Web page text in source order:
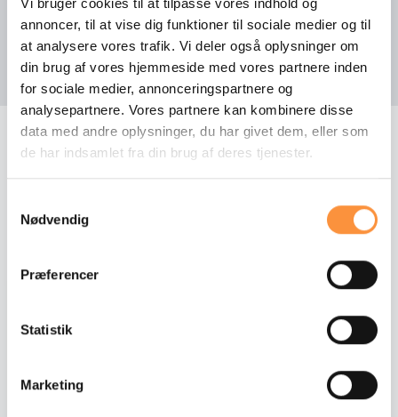
Vi bruger cookies til at tilpasse vores indhold og
annoncer, til at vise dig funktioner til sociale medier og til
at analysere vores trafik. Vi deler også oplysninger om
din brug af vores hjemmeside med vores partnere inden
for sociale medier, annonceringspartnere og
analysepartnere. Vores partnere kan kombinere disse
data med andre oplysninger, du har givet dem, eller som
de har indsamlet fra din brug af deres tjenester.
Nødvendig
Præferencer
Statistik
Marketing
Automatisk nødbremse
Automatisk start/stop
Bakkamera
Central lås, fjernstyret
Digital cockpit
Vis mere udstyr
FLERE BILER FRA VORES LAGER
NYHED